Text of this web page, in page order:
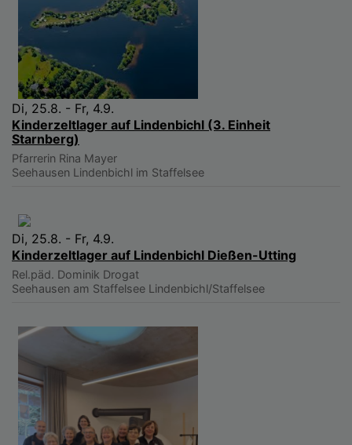
Di, 25.8. - Fr, 4.9.
Kinderzeltlager auf Lindenbichl (3. Einheit
Starnberg)
Pfarrerin Rina Mayer
Seehausen Lindenbichl im Staffelsee
Di, 25.8. - Fr, 4.9.
Kinderzeltlager auf Lindenbichl Dießen-Utting
Rel.päd. Dominik Drogat
Seehausen am Staffelsee Lindenbichl/Staffelsee